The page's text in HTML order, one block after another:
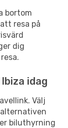
bortom
resa på
dig
idag
Välj
biluthyrning